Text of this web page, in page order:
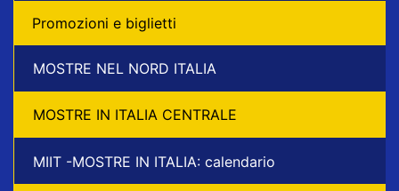
Promozioni e biglietti
MOSTRE NEL NORD ITALIA
MOSTRE IN ITALIA CENTRALE
MIIT -MOSTRE IN ITALIA: calendario